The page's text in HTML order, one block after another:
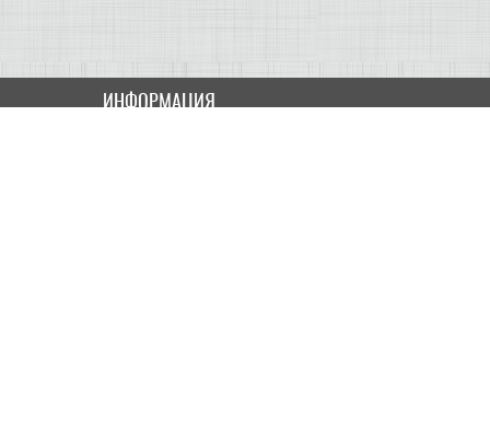
ИНФОРМАЦИЯ